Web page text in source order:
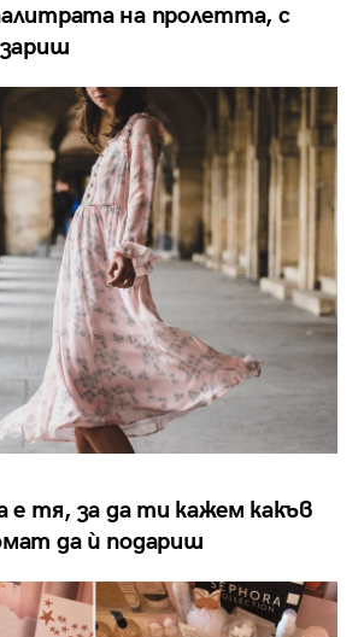
на пролетта, с
е тя, за да ти кажем какъв
да ѝ подариш